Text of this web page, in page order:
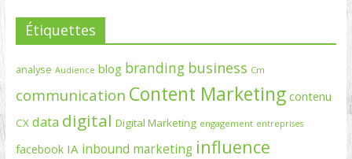
Étiquettes
analyse Audience blog branding business Cm
communication Content Marketing contenu
CX data digital Digital Marketing engagement entreprises
facebook IA inbound marketing influence